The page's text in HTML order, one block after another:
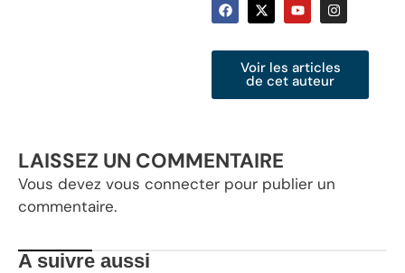
Voir les articles
de cet auteur
LAISSEZ UN COMMENTAIRE
Vous devez vous connecter pour publier un
commentaire.
A suivre aussi